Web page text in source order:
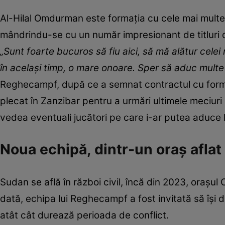
Al-Hilal Omdurman este formația cu cele mai
mândrindu-se cu un număr impresionant de titluri
„Sunt foarte bucuros să fiu aici, să mă alătur
în același timp, o mare onoare. Sper să aduc
Reghecampf, după ce a semnat contractul cu
plecat în Zanzibar pentru a urmări ultimele
vedea eventuali jucători pe care i-ar putea aduce
Noua echipă, dintr-un oraș
Sudan se află în război civil, încă din 2023,
dată, echipa lui Reghecampf a fost invitată să își
atât cât durează perioada de conflict.